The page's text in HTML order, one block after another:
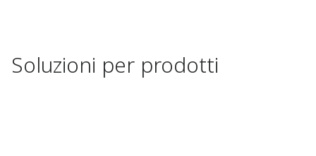
Soluzioni per prodotti